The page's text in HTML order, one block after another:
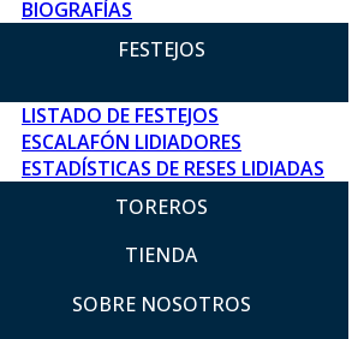
BIOGRAFÍAS
FESTEJOS
LISTADO DE FESTEJOS
ESCALAFÓN LIDIADORES
ESTADÍSTICAS DE RESES LIDIADAS
TOREROS
TIENDA
SOBRE NOSOTROS